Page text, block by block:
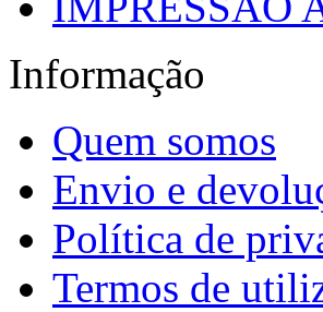
Informação
Quem somos
Envio e
Política de
Termos de